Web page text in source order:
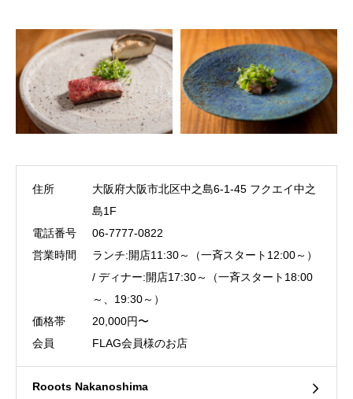
住所
大阪府大阪市北区中之島6-1-45 フクエイ中之
島1F
電話番号
06-7777-0822
営業時間
ランチ:開店11:30～（一斉スタート12:00～）
/ ディナー:開店17:30～（一斉スタート18:00
～、19:30～）
価格帯
20,000円〜
会員
FLAG会員様のお店
Rooots Nakanoshima